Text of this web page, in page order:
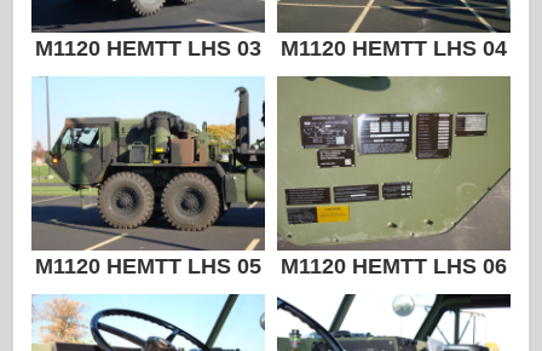
Le-lehti
Sarjat
M1120 HEMTT LHS 03 M1120 HEMTT LHS 04
M1120 HEMTT LHS 05 M1120 HEMTT LHS 06